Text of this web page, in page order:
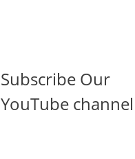
Subscribe Our
YouTube channel